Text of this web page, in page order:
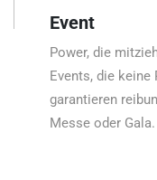
Event
Power, die
Events, die keine
garantieren
Messe oder Gala.